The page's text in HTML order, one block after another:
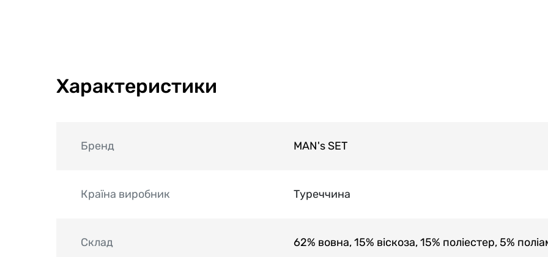
Характеристики
Бренд MAN's SET
Країна виробник Туреччина
Склад 62% вовна, 15% віскоза, 15% поліестер, 5%